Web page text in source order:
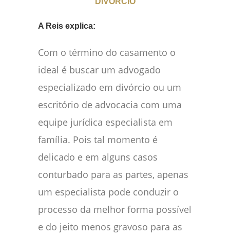
A Reis explica:
Com o término do casamento o
ideal é buscar um advogado
especializado em divórcio ou um
escritório de advocacia com uma
equipe jurídica especialista em
família. Pois tal momento é
delicado e em alguns casos
conturbado para as partes, apenas
um especialista pode conduzir o
processo da melhor forma possível
e do jeito menos gravoso para as